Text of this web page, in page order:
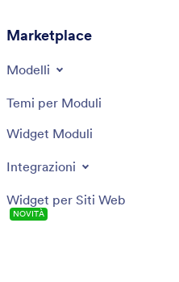
Marketplace
Modelli
Temi per Moduli
Widget Moduli
Integrazioni
Widget per Siti Web
NOVITÀ